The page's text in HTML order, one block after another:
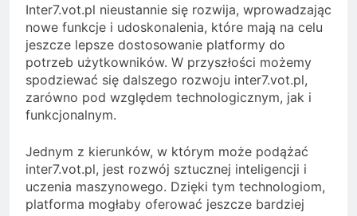
Inter7.vot.pl nieustannie się rozwija, wprowadzając
nowe funkcje i udoskonalenia, które mają na celu
jeszcze lepsze dostosowanie platformy do
potrzeb użytkowników. W przyszłości możemy
spodziewać się dalszego rozwoju inter7.vot.pl,
zarówno pod względem technologicznym, jak i
funkcjonalnym.
Jednym z kierunków, w którym może podążać
inter7.vot.pl, jest rozwój sztucznej inteligencji i
uczenia maszynowego. Dzięki tym technologiom,
platforma mogłaby oferować jeszcze bardziej